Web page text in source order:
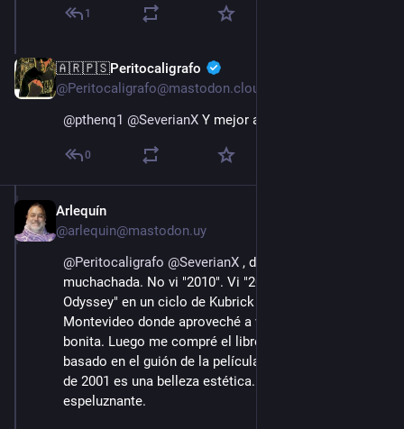
1
🇦🇷🇵🇸Peritocaligrafo
@Peritocaligrafo@mastodon.cloud
@pthenq1 @SeverianX Y mejor aún, leasé el libro!
0
Arlequín
@arlequin@mastodon.uy
@Peritocaligrafo @SeverianX , disculpen
muchachada. No vi "2010". Vi "2001 An Space
Odyssey" en un ciclo de Kubrick en la Cinemateca de
Montevideo donde aproveché a ver mucha cosa
bonita. Luego me compré el libro de Arthur C. Clarke
basado en el guión de la película. La cinematografía
de 2001 es una belleza estética. HAL 9000 es
espeluznante.